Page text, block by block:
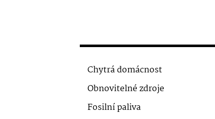
Chytrá domácnost
Obnovitelné zdroje
Fosilní paliva